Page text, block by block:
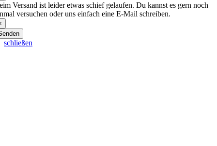
Versand ist leider etwas schief gelaufen. Du kannst es gern noch
versuchen oder uns einfach eine E-Mail schreiben.
schließen